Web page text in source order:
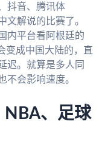
抖音、腾讯体
文解说的比赛了。
内平台看阿根廷的
变成中国大陆的，直
迟。就算是多人同
不会影响速度。
NBA、足球